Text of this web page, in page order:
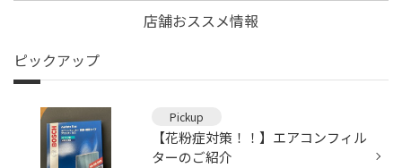
店舗おススメ情報
ピックアップ
Pickup
【花粉症対策！！】エアコンフィル
ターのご紹介